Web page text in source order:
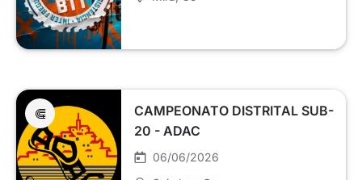
CAMPEONATO DISTRITAL SUB-
20 - ADAC
06/06/2026